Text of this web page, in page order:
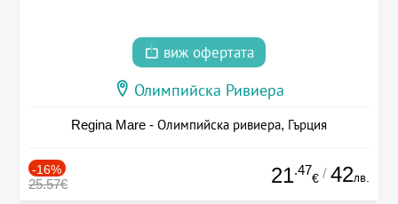
виж офертата
Олимпийска Ривиера
Regina Mare - Олимпийска ривиера, Гърция
-16%
25.57€ 21.47
€ / 42лв.